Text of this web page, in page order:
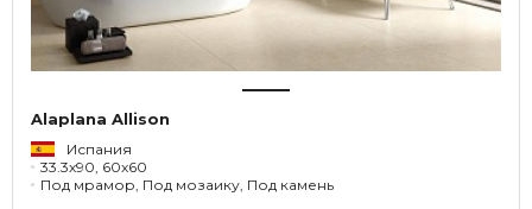
Alaplana Allison
Испания
33.3x90, 60x60
Под мрамор, Под мозаику, Под камень